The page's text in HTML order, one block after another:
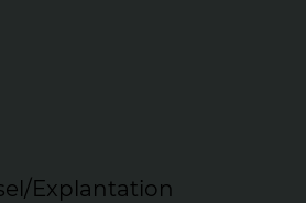
Ex­plan­ta­ti­on